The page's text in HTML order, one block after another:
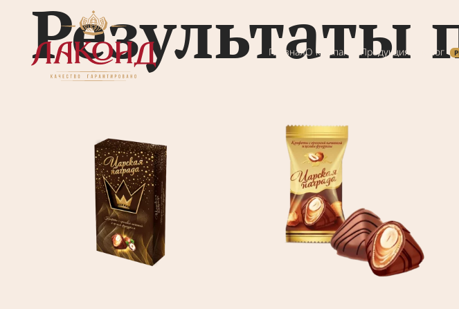
ГлавнаяО компании Продукция Каталог
Результаты